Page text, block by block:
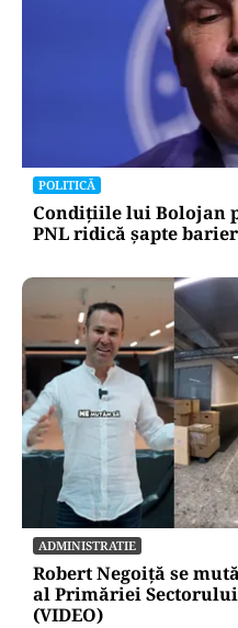
POLITICĂ
Condițiile lui Bolojan
PNL ridică șapte
ADMINISTRATIE
Robert Negoiță se
al Primăriei
(VIDEO)